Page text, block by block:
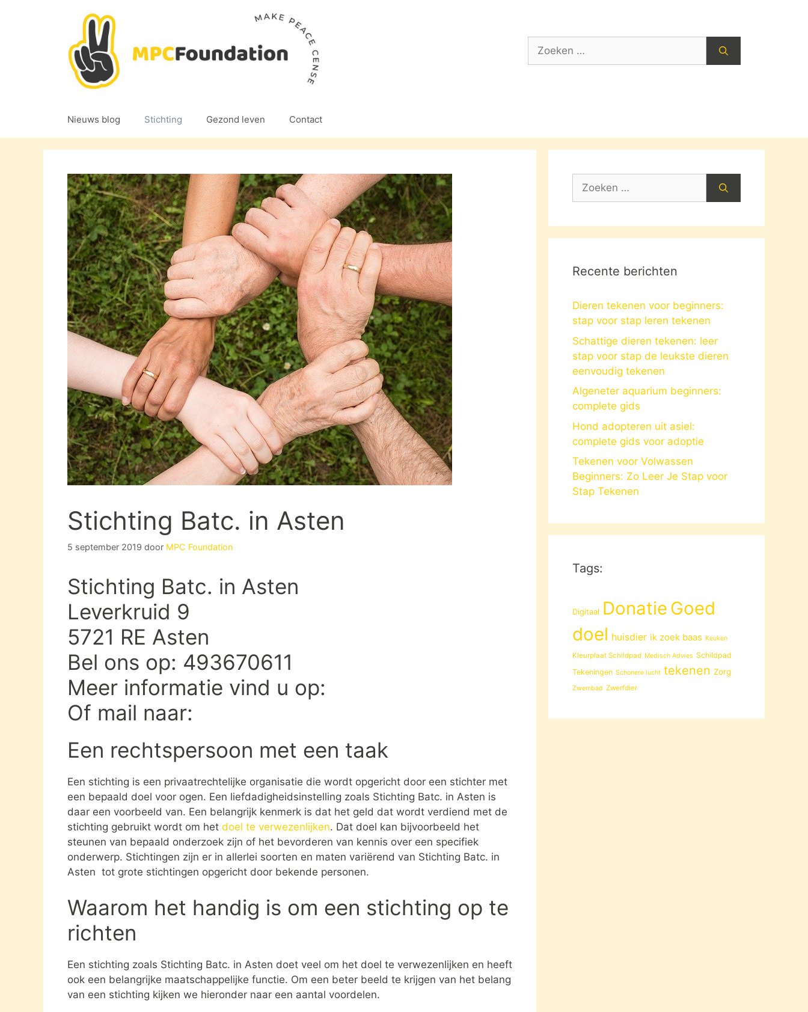
Zoek
Nieuws blog Stichting Gezond leven Contact
Stichting Batc. in Asten
5 september 2019 door MPC Foundation
Stichting Batc. in Asten
Leverkruid 9
5721 RE Asten
Bel ons op: 493670611
Meer informatie vind u op:
Of mail naar:
Een rechtspersoon met een taak
Een stichting is een privaatrechtelijke organisatie die wordt opgericht door een stichter met
een bepaald doel voor ogen. Een liefdadigheidsinstelling zoals Stichting Batc. in Asten is
daar een voorbeeld van. Een belangrijk kenmerk is dat het geld dat wordt verdiend met de
stichting gebruikt wordt om het doel te verwezenlijken. Dat doel kan bijvoorbeeld het
steunen van bepaald onderzoek zijn of het bevorderen van kennis over een specifiek
onderwerp. Stichtingen zijn er in allerlei soorten en maten variërend van Stichting Batc. in
Asten tot grote stichtingen opgericht door bekende personen.
Waarom het handig is om een stichting op te
richten
Een stichting zoals Stichting Batc. in Asten doet veel om het doel te verwezenlijken en heeft
ook een belangrijke maatschappelijke functie. Om een beter beeld te krijgen van het belang
van een stichting kijken we hieronder naar een aantal voordelen.
Zoek
Recente berichten
Dieren tekenen voor beginners:
stap voor stap leren tekenen
Schattige dieren tekenen: leer
stap voor stap de leukste dieren
eenvoudig tekenen
Algeneter aquarium beginners:
complete gids
Hond adopteren uit asiel:
complete gids voor adoptie
Tekenen voor Volwassen
Beginners: Zo Leer Je Stap voor
Stap Tekenen
Tags:
Digitaal Donatie Goed
doel huisdier ik zoek baas Keuken
Kleurplaat Schildpad Medisch Advies Schildpad
Tekeningen Schonere lucht tekenen Zorg
Zwembad Zwerfdier